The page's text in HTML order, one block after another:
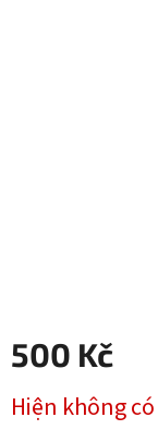
500 Kč
đo
Hiện không